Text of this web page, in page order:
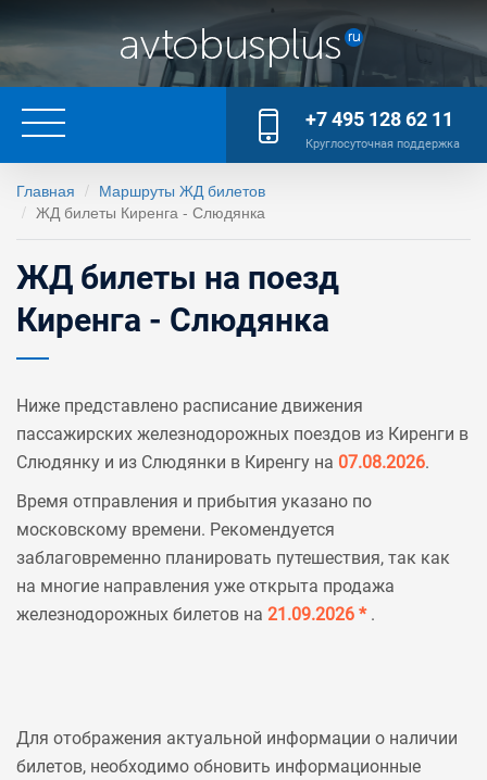
+7 495 128 62 11
Круглосуточная поддержка
Главная
Маршруты ЖД билетов
ЖД билеты Киренга - Слюдянка
ЖД билеты на поезд
Киренга - Слюдянка
Ниже представлено расписание движения
пассажирских железнодорожных поездов из Киренги в
Слюдянку и из Слюдянки в Киренгу на 07.08.2026.
Время отправления и прибытия указано по
московскому времени. Рекомендуется
заблаговременно планировать путешествия, так как
на многие направления уже открыта продажа
железнодорожных билетов на 21.09.2026 * .
Для отображения актуальной информации о наличии
билетов, необходимо обновить информационные